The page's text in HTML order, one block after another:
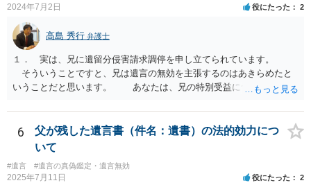
2024年7月2日 役にたった 2
高島 秀行 弁護士
１． 実は、兄に遺留分侵害請求調停を申し立てられています。
そういうことですと、兄は遺言の無効を主張するのはあきらめたと
いうことだと思います。 あなたは、兄の特別受益について立証し
詳しい事情を話して相談された方がよいと思います。
6
父が残した遺言書（件名：遺書）の法的効力につ
いて
#遺言 #遺言の真偽鑑定・遺言無効
2025年7月11日 役にたった 2